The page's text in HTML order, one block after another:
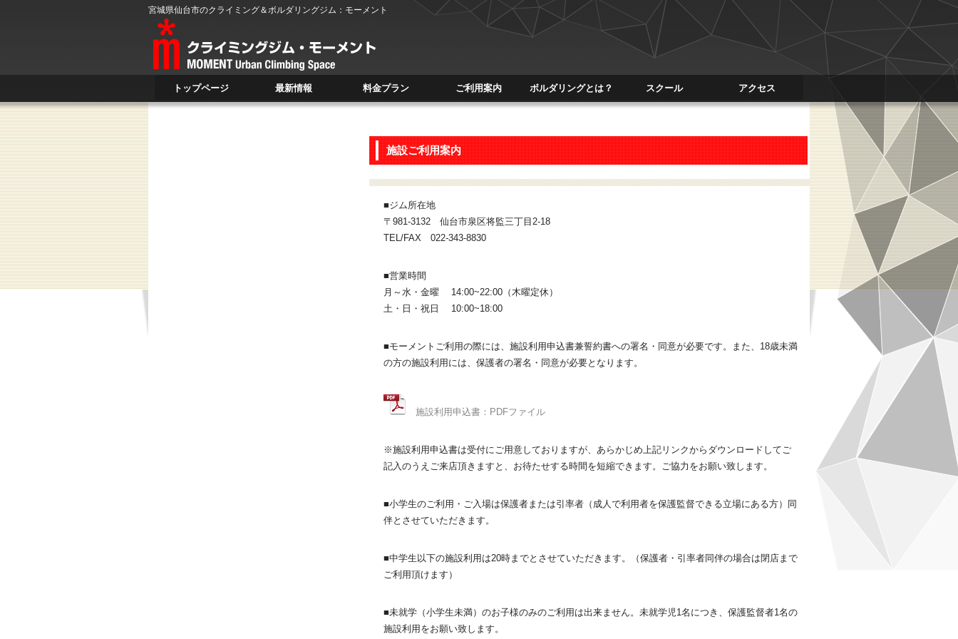
宮城県仙台市のクライミング＆ボルダリングジム：モーメント
トップページ 最新情報 料金プラン ご利用案内 ボルダリングとは？ スクール アクセス
施設ご利用案内
■ジム所在地
〒981-3132 仙台市泉区将監三丁目2-18
TEL/FAX 022-343-8830
■営業時間
月～水・金曜 14:00~22:00（木曜定休）
土・日・祝日 10:00~18:00
■モーメントご利用の際には、施設利用申込書兼誓約書への署名・同意が必要です。また、18歳未満
の方の施設利用には、保護者の署名・同意が必要となります。
施設利用申込書：PDFファイル
※施設利用申込書は受付にご用意しておりますが、あらかじめ上記リンクからダウンロードしてご
記入のうえご来店頂きますと、お待たせする時間を短縮できます。ご協力をお願い致します。
■小学生のご利用・ご入場は保護者または引率者（成人で利用者を保護監督できる立場にある方）同
伴とさせていただきます。
■中学生以下の施設利用は20時までとさせていただきます。（保護者・引率者同伴の場合は閉店まで
ご利用頂けます）
■未就学（小学生未満）のお子様のみのご利用は出来ません。未就学児1名につき、保護監督者1名の
施設利用をお願い致します。